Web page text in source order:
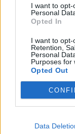
I want to
Personal
Opted In
I want to opt-
Retention,
Personal
Purposes for
Opted Out
Data
Miglaini
panti
Savukārt
Krimināllikuma
reibumā, ir arī
nepieder
piedzīt